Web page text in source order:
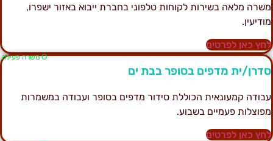
מלאה בשירות לקוחות טלפוני בחברת ייבוא באזור ישפרו,
כאן לפרטים
Ο משרה פעילה
ית מדפים בסופר בבת ים
קמעונאית הכוללת סידור מדפים בסופר ועבודה במשמרות
פעמיים בשבוע.
כאן לפרטים